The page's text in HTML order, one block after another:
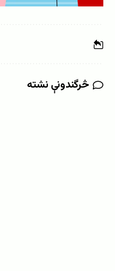
څرگندونې نشته